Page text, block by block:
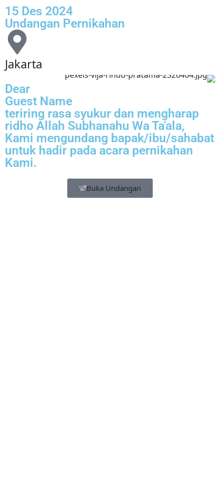
15 Des 2024
Undangan Pernikahan
Jakarta
Dear
Guest Name
teriring rasa syukur dan mengharap
ridho Allah Subhanahu Wa Ta'ala,
Kami mengundang bapak/ibu/sahabat
untuk hadir pada acara pernikahan
Kami.
Buka Undangan